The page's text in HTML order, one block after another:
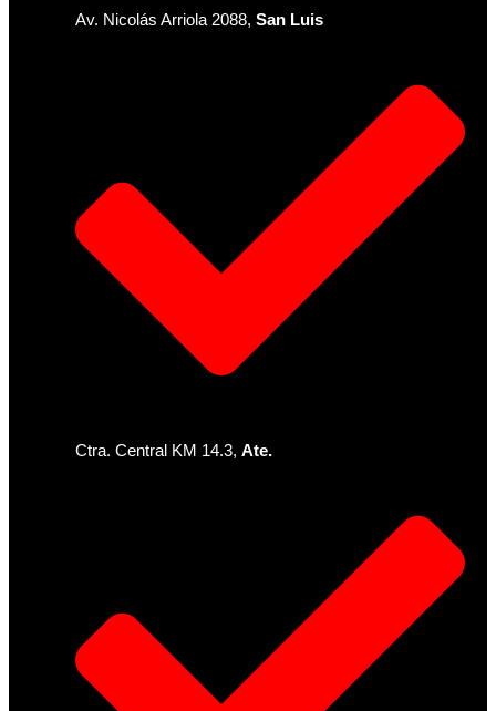
Av. Nicolás Arriola 2088, San Luis
Ctra. Central KM 14.3, Ate.